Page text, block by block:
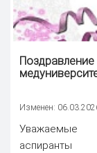
Поздравление
Изменен:
Уважаемые